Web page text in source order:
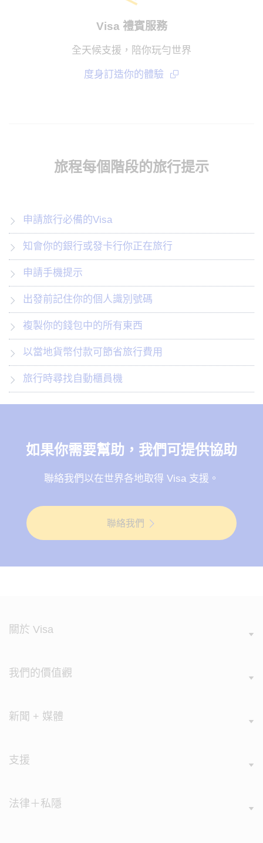
Visa 禮賓服務
全天候支援，陪你玩勻世界
度身訂造你的體驗
旅程每個階段的旅行提示
申請旅行必備的Visa
知會你的銀行或發卡行你正在旅行
申請手機提示
出發前記住你的個人識別號碼
複製你的錢包中的所有東西
以當地貨幣付款可節省旅行費用
旅行時尋找自動櫃員機
如果你需要幫助，我們可提供協助
聯絡我們以在世界各地取得 Visa 支援。
聯絡我們
關於 Visa
我們的價值觀
新聞 + 媒體
支援
法律＋私隱